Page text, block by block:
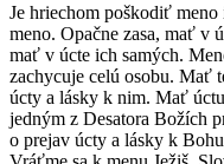
Je hriechom poškodiť
meno. Opačne zasa, mať v
mať v úcte ich samých.
zachycuje celú osobu. Mať
úcty a lásky k nim. Mať
jedným z Desatora Božích
o prejav úcty a lásky k